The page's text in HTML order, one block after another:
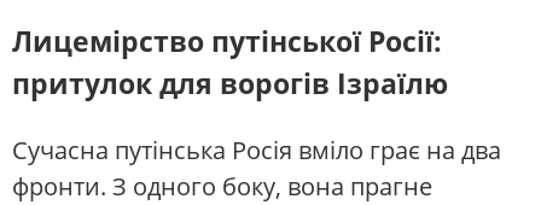
Лицемірство путінської Росії:
притулок для ворогів Ізраїлю
Сучасна путінська Росія вміло грає на два
фронти. З одного боку, вона прагне